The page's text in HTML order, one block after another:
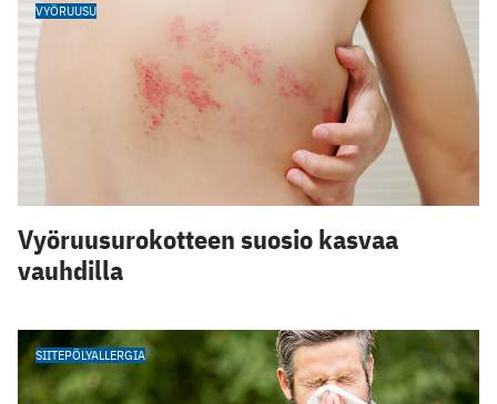
VYÖRUUSU
Vyöruusurokotteen suosio kasvaa
vauhdilla
SIITEPÖLYALLERGIA